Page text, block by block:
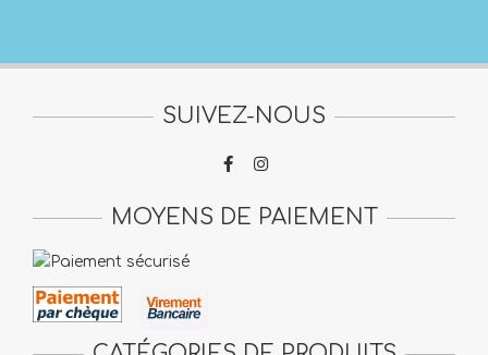
SUIVEZ-NOUS
MOYENS DE PAIEMENT